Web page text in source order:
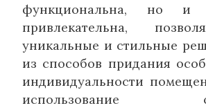
функциональна, но и
привлекательна,
уникальные и стильные
из способов придания
индивидуальности
использование